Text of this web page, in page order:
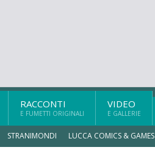
RACCONTI
E FUMETTI ORIGINALI
VIDEO
E GALLERIE
STRANIMONDI LUCCA COMICS & GAMES